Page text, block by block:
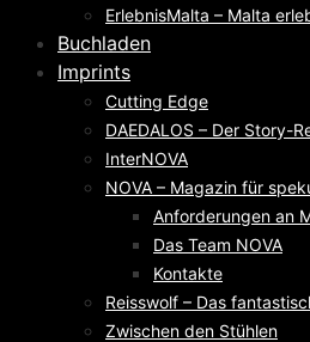
ErlebnisMalta – Malta
Buchladen
Imprints
Cutting Edge
DAEDALOS – Der Story-
InterNOVA
NOVA – Magazin für
Anforderungen an
Das Team NOVA
Kontakte
Reisswolf – Das
Zwischen den Stühlen